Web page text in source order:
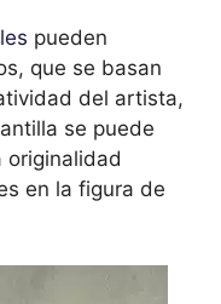
pueden
que se basan
del artista,
se puede
originalidad
en la figura de